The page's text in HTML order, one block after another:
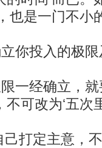
，也是一门不
投入的极限
经确立，就
不可改为‘五
定主意，不